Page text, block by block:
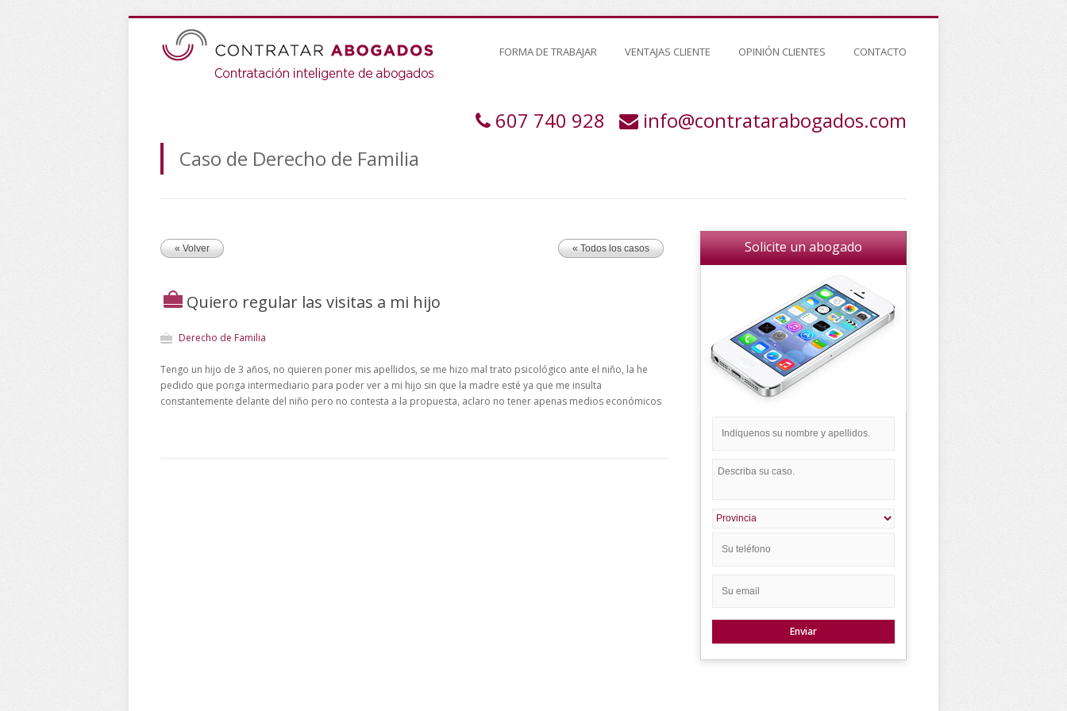
FORMA DE TRABAJAR VENTAJAS CLIENTE OPINIÓN CLIENTES CONTACTO
607 740 928
info@contratarabogados.com
Caso de Derecho de Familia
« Volver « Todos los casos
Quiero regular las visitas a mi hijo
Derecho de Familia
Tengo un hijo de 3 años, no quieren poner mis apellidos, se me hizo mal trato psicológico ante el niño, la he
pedido que ponga intermediario para poder ver a mi hijo sin que la madre esté ya que me insulta
constantemente delante del niño pero no contesta a la propuesta, aclaro no tener apenas medios económicos
Solicite un abogado